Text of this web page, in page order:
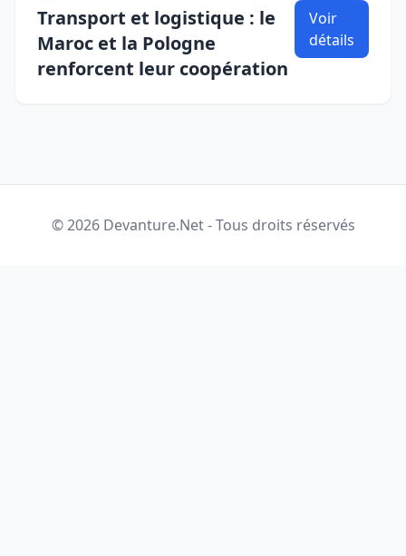
Transport et logistique : le
Maroc et la Pologne
renforcent leur coopération
Voir
détails
© 2026 Devanture.Net - Tous droits réservés